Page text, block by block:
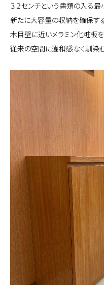
３２センチという書類の入る最
新たに大容量の収納を確保す
木目壁に近いメラミン化粧板
従来の空間に違和感なく馴染